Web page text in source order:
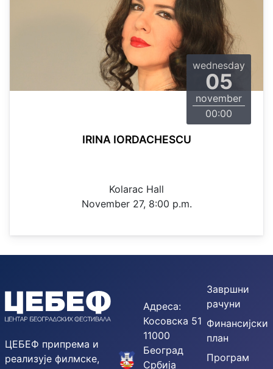
wednesday
05
november
00:00
IRINA IORDACHESCU
Kolarac Hall
November 27, 8:00 p.m.
ЦЕБЕФ припрема и
реализује филмске,
Адреса:
Косовска 51
11000
Београд
Србија
Завршни
рачуни
Финансијски
план
Програм